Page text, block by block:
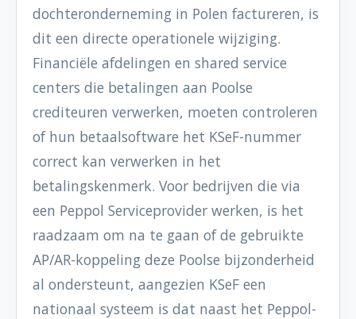
dochteronderneming in Polen factureren, is
dit een directe operationele wijziging.
Financiële afdelingen en shared service
centers die betalingen aan Poolse
crediteuren verwerken, moeten controleren
of hun betaalsoftware het KSeF-nummer
correct kan verwerken in het
betalingskenmerk. Voor bedrijven die via
een Peppol Serviceprovider werken, is het
raadzaam om na te gaan of de gebruikte
AP/AR-koppeling deze Poolse bijzonderheid
al ondersteunt, aangezien KSeF een
nationaal systeem is dat naast het Peppol-